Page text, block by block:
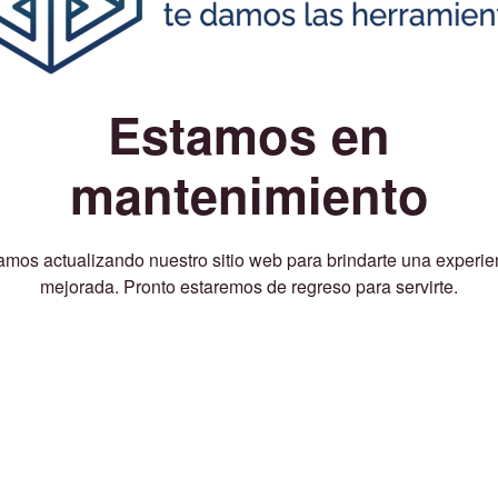
Estamos en
mantenimiento
actualizando nuestro sitio web para brindarte una
mejorada. Pronto estaremos de regreso para servirte.